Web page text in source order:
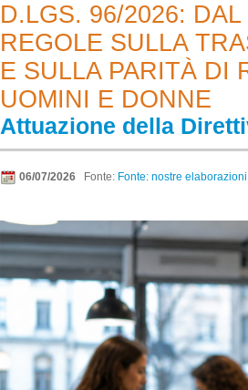
D.LGS. 96/2026:
REGOLE SULLA
E SULLA PARITÀ DI
UOMINI E DONNE
Attuazione della
06/07/2026 Fonte: Fonte: nostre elaborazioni